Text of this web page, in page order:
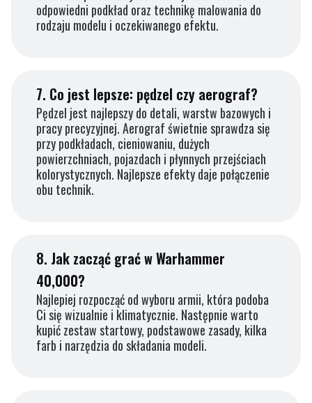
odpowiedni podkład oraz technikę malowania do
rodzaju modelu i oczekiwanego efektu.
7. Co jest lepsze: pędzel czy aerograf?
Pędzel jest najlepszy do detali, warstw bazowych i
pracy precyzyjnej. Aerograf świetnie sprawdza się
przy podkładach, cieniowaniu, dużych
powierzchniach, pojazdach i płynnych przejściach
kolorystycznych. Najlepsze efekty daje połączenie
obu technik.
8. Jak zacząć grać w Warhammer
40,000?
Najlepiej rozpocząć od wyboru armii, która podoba
Ci się wizualnie i klimatycznie. Następnie warto
kupić zestaw startowy, podstawowe zasady, kilka
farb i narzędzia do składania modeli.